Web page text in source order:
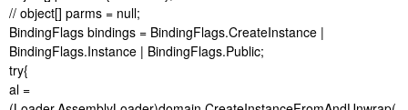
// object[] parms = null;
BindingFlags bindings = BindingFlags.CreateInstance |
BindingFlags.Instance | BindingFlags.Public;
try{
al =